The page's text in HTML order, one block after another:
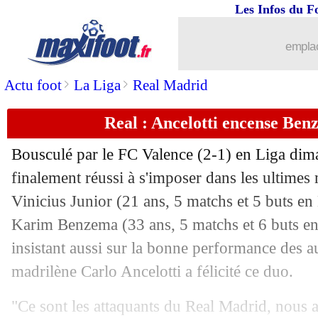
Actu foot> La Liga> Real Madrid
Les Infos du
Real : Ancelotti encense
Bousculé par le FC Valence (2-1) en Liga
finalement réussi à s'imposer dans les ultimes
Vinicius Junior (21 ans, 5 matchs et 5 buts en
Karim Benzema (33 ans, 5 matchs et 6 buts
insistant aussi sur la bonne performance des
madrilène Carlo Ancelotti a félicité ce duo.
"Ce sont les attaquants du Real Madrid, nous
PSG: Pochettino justifie le choix
20/09 Lens
20/09 OM: Sampaoli insiste sur le rôle de
20/09 Sondage MF: DD, plus l'homme de
20/09 Barça: Koeman sauvé par son
20/09 Everton: Rodriguez en route pour le
20/09 Lyon: la VAR, Aulas demande des
20/09 Barça: son futur, Koeman n'a pas